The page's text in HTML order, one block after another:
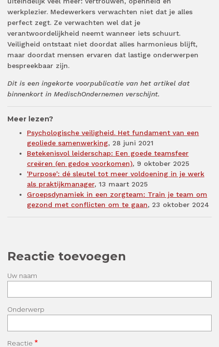
werkplezier. Medewerkers verwachten niet dat je alles
perfect zegt. Ze verwachten wel dat je
verantwoordelijkheid neemt wanneer iets schuurt.
Veiligheid ontstaat niet doordat alles harmonieus blijft,
maar doordat mensen ervaren dat lastige onderwerpen
bespreekbaar zijn.
Dit is een ingekorte voorpublicatie van het artikel dat
binnenkort in MedischOndernemen verschijnt.
Meer lezen?
Psychologische veiligheid. Het fundament van een
geoliede samenwerking, 28 juni 2021
Betekenisvol leiderschap: Een goede teamsfeer
creëren (en gedoe voorkomen), 9 oktober 2025
'Purpose': dé sleutel tot meer voldoening in je werk
als praktijkmanager, 13 maart 2025
Groepsdynamiek in een zorgteam: Train je team om
gezond met conflicten om te gaan, 23 oktober 2024
Reactie toevoegen
Uw naam
Onderwerp
Reactie